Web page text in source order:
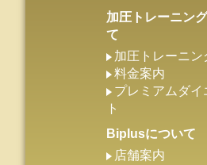
加圧トレーニン
て
加圧トレーニン
料金案内
プレミアムダイ
ト
Biplusについて
店舗案内